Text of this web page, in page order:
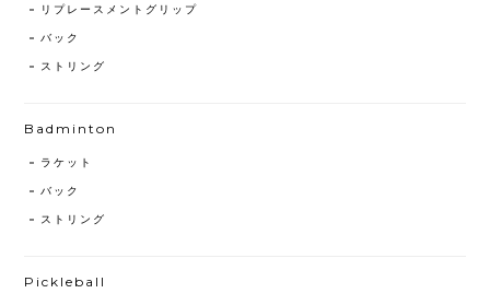
リプレースメントグリップ
バック
ストリング
Badminton
ラケット
バック
ストリング
Pickleball